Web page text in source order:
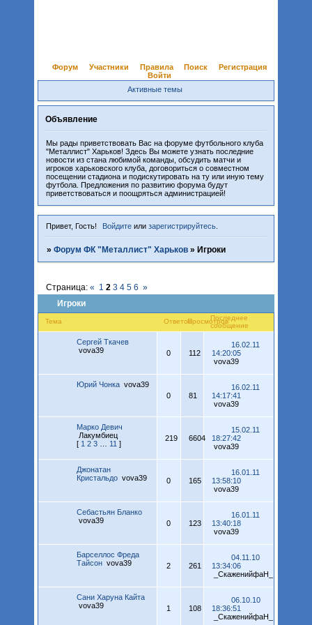
Форум Участники Правила Поиск
Регистрация
Войти
Активные темы
Объявление
Мы рады приветствовать Вас на форуме футбольного клуба
"Металлист" Харьков! Здесь Вы можете узнать последние
новости из стана любимой команды, обсудить матчи и
игроков харьковского клуба, договориться о совместном
посещении стадиона и подискутировать на ту или иную тему
футбола. Предложения по развитию форума будут
приветствоваться и поощряться администрацией!
Привет, Гость! Войдите илизарегистрируйтесь
» Форум ФК "Металлист" Харьков » Игроки
Игроки
Страница: « 1 2 3 4 5 6 »
Тема ОтветовПросмотровПоследнее
сообщение
Сергей Ткачев
vova39
0 112
16.02.11
14:20:05
vova39
Юрий Чонка vova39
0
81
16.02.11
14:17:41
vova39
Марко Девич
Лакумбиец
[ 1 2 3 11 ]
219 6604
15.02.11
18:27:42
vova39
Джонатан
Кристальдо vova39 0 165
16.01.11
13:58:10
vova39
Себастьян Бланко
vova39
0 123
16.01.11
13:40:18
vova39
Барселлос Фреда
Тайсон vova39 2 261
04.11.10
13:34:06
_СкаженийфаН_
Сани Харуна Кайта
vova39
1 108
06.10.10
18:36:51
_СкаженийфаН_